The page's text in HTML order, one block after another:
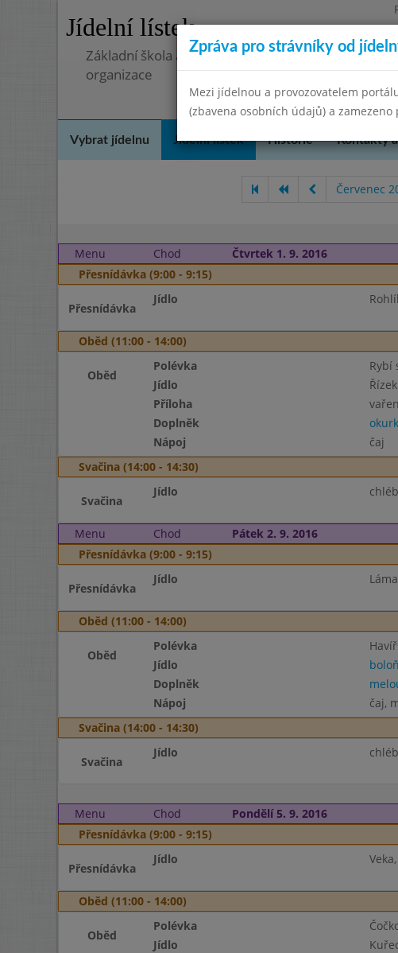
Jídelní lístek
Základní škola a mateřská škola, Pavlovice u
organizace
Vybrat jídelnu Jídelní lístek Historie Kontakty
Červenec
Menu
Chod Čtvrtek 1. 9. 2016
Přesnídávka (9:00 - 9:15)
Přesnídávka
Jídlo
Oběd (11:00 - 14:00)
Oběd
Polévka Rybí
Jídlo
Příloha
Doplněk
Nápoj
čaj
Svačina (14:00 - 14:30)
Svačina
Jídlo
Menu Chod Pátek 2. 9. 2016
Přesnídávka (9:00 - 9:15)
Přesnídávka
Jídlo
Oběd (11:00 - 14:00)
Oběd
Polévka
Jídlo
Doplněk
Nápoj
čaj,
Svačina (14:00 - 14:30)
Svačina
Jídlo
Menu
Chod Pondělí 5. 9. 2016
Přesnídávka (9:00 - 9:15)
Přesnídávka
Jídlo
Oběd (11:00 - 14:00)
Oběd
Polévka
Jídlo
Zpráva pro strávníky od
Mezi jídelnou a provozovatelem
(zbavena osobních údajů) a